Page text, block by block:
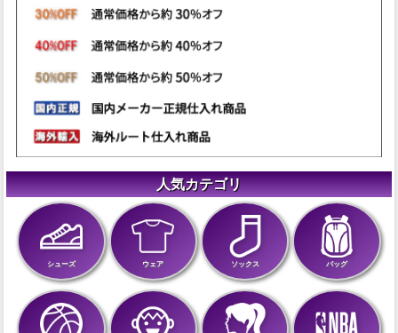
人気カテゴリ
シューズ ウェア ソックス バッグ